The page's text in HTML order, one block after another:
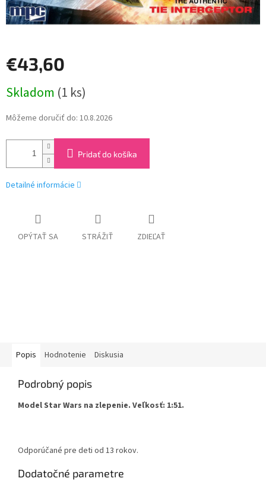
€43,60
cena:
Skladom (1 ks)
Môžeme doručiť do: 10.8.2026
Pridať do košíka
Detailné informácie
OPÝTAŤ SA STRÁŽIŤ ZDIEĽAŤ
Popis Hodnotenie Diskusia
Podrobný popis
Model Star Wars na zlepenie. Veľkosť: 1:51.
Odporúčané pre deti od 13 rokov.
Dodatočné parametre